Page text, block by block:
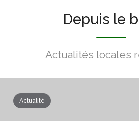
Depuis le
Actualités locales
Actualité